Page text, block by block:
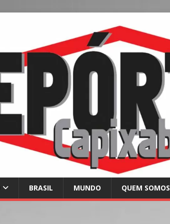
BRASIL MUNDO QUEM SOMOS